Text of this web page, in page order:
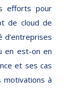
efforts pour
de cloud de
d’entreprises
en est-on en
et ses cas
motivations à